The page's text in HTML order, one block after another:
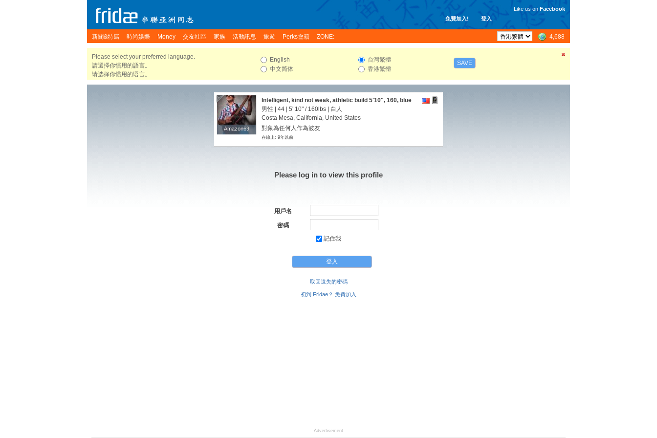
免費加入! 登入
Like us on Facebook
新聞&特寫 時尚娛樂 Money 交友社區 家族 活動訊息 旅遊 Perks會籍 ZONE: 4,688
Please select your preferred language.
請選擇你慣用的語言。
请选择你惯用的语言。
English
中文简体
台灣繁體
香港繁體
SAVE
Amazon69
Amazon69
Intelligent, kind not weak, athletic build 5'10", 160, blue
eyes, brown hair
男性 | 44 | 5' 10" / 160lbs | 白人
Costa Mesa, California, United States
對象為任何人作為波友
在線上: 9年以前
Please log in to view this profile
用戶名
密碼
記住我
取回遺失的密碼
初到 Fridae？ 免費加入
Advertisement